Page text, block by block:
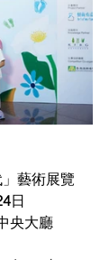
藝術展覽
日
央大廳